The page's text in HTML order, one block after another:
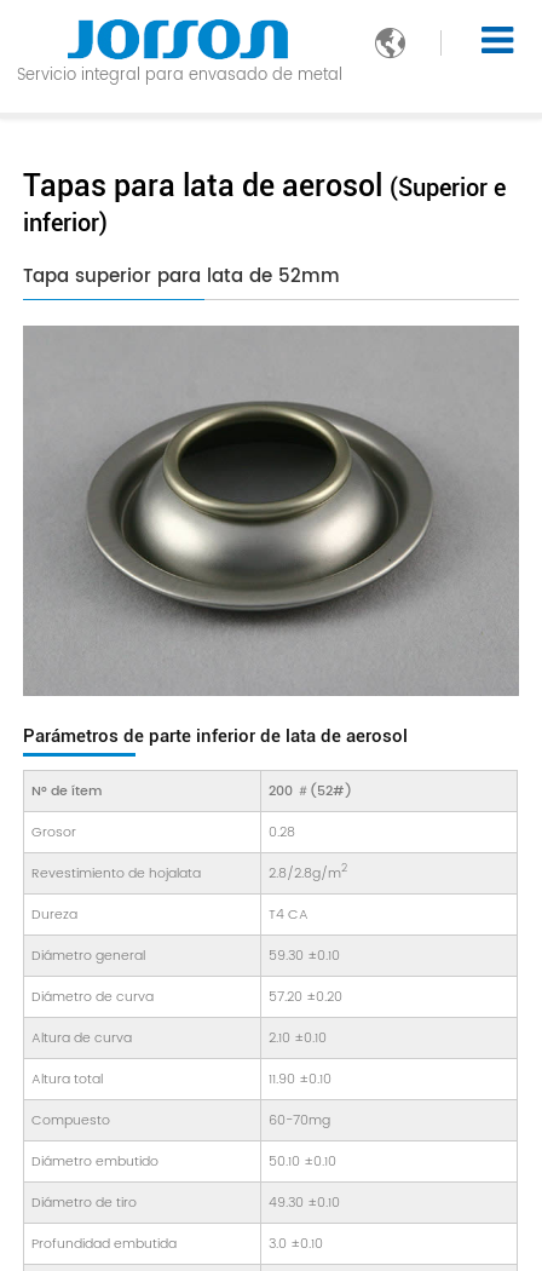

Servicio integral para envasado de metal
Tapas para lata de aerosol (Superior e
inferior)
Tapa superior para lata de 52mm
Parámetros de parte inferior de lata de aerosol
N° de ítem 200 ＃(52#)
Grosor
0.28
Revestimiento de hojalata
2.8/2.8g/m2
Dureza
T4 CA
Diámetro general
59.30 ±0.10
Diámetro de curva
57.20 ±0.20
Altura de curva
2.10 ±0.10
Altura total
11.90 ±0.10
Compuesto
60-70mg
Diámetro embutido
50.10 ±0.10
Diámetro de tiro
49.30 ±0.10
Profundidad embutida
3.0 ±0.10